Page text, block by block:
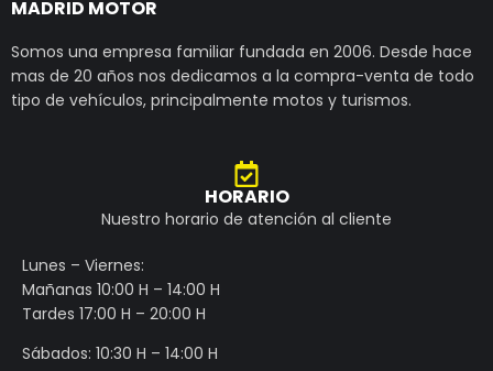
MADRID MOTOR
Somos una empresa familiar fundada en 2006. Desde hace
mas de 20 años nos dedicamos a la compra-venta de todo
tipo de vehículos, principalmente motos y turismos.
HORARIO
Nuestro horario de atención al cliente
Lunes – Viernes:
Mañanas 10:00 H – 14:00 H
Tardes 17:00 H – 20:00 H
Sábados: 10:30 H – 14:00 H